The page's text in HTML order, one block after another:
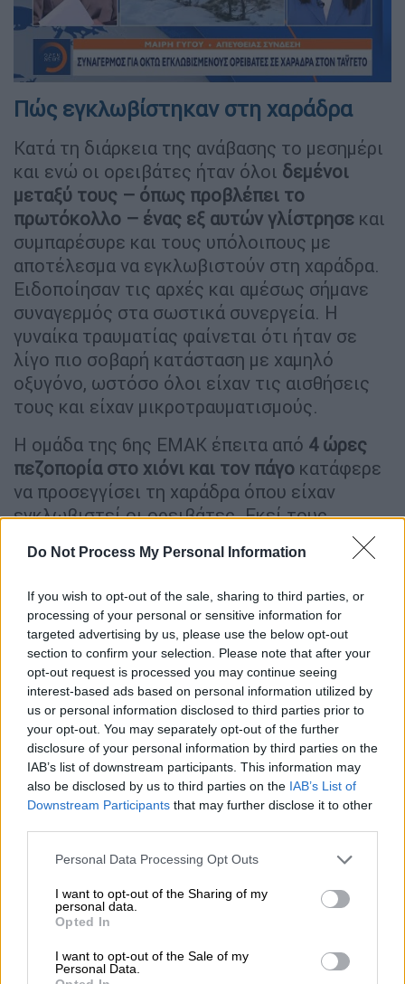
Do Not Process My Personal Information
If you wish to opt-out of the sale, sharing to third parties, or
processing of your personal or sensitive information for
targeted advertising by us, please use the below opt-out
section to confirm your selection. Please note that after your
opt-out request is processed you may continue seeing
interest-based ads based on personal information utilized by
us or personal information disclosed to third parties prior to
your opt-out. You may separately opt-out of the further
disclosure of your personal information by third parties on the
IAB’s list of downstream participants. This information may
also be disclosed by us to third parties on the IAB’s List of
Downstream Participants that may further disclose it to other
Please note that this website/app uses one or more Google
not limited to your visit or usage behaviour. You may click to
grant or deny consent to Google and its third-party tags to
use your data for below specified purposes in below Google
consent section.
Personal Data Processing Opt Outs
I want to opt-out of the Sharing of my
personal data.
Opted In
I want to opt-out of the Sale of my
Personal Data.
Πώς εγκλωβίστηκαν στη χαράδρα
Κατά τη διάρκεια της ανάβασης το μεσημέρι
και ενώ οι ορειβάτες ήταν όλοι δεμένοι
μεταξύ τους – όπως προβλέπει το
πρωτόκολλο – ένας εξ αυτών γλίστρησε και
συμπαρέσυρε και τους υπόλοιπους με
αποτέλεσμα να εγκλωβιστούν στη χαράδρα.
Ειδοποίησαν τις αρχές και αμέσως σήμανε
συναγερμός στα σωστικά συνεργεία. Η
γυναίκα τραυματίας φαίνεται ότι ήταν σε
λίγο πιο σοβαρή κατάσταση με χαμηλό
οξυγόνο, ωστόσο όλοι είχαν τις αισθήσεις
τους και είχαν μικροτραυματισμούς.
Η ομάδα της 6ης ΕΜΑΚ έπειτα από 4 ώρες
πεζοπορία στο χιόνι και τον πάγο κατάφερε
να προσεγγίσει τη χαράδρα όπου είχαν
εγκλωβιστεί οι ορειβάτες. Εκεί τους
ξεκίνησαν τον δύσκολο δρόμο της
αντίξοες συνθήκες.
«Ήταν δεμένοι και έπεσαν. Παρασύρθηκαν ο
ένας με τον άλλο καικατρακύλησαν σε
πλαγιά, τουλάχιστον 200 μέτραυψομετρικά.
Ήταν μεγάλη η πτώση τους. Έπρεπε να γίνει
μία τεράστια επιχείρηση για να τους
κατεβάσουμε γιατί ήταν πολύ μακριά σε
σχέση με το τελευταίο σημείο όπου
μπορούσε να προσεγγίσει αυτοκίνητο.
Τέσσερις είναι σε φορεία γιατί έχουν
χτυπήματα στα άκρα και δεν είναι σε θέση να
γίνεται σε παγωμένο χιόνι με μεγάλη κλίση»
είπε στο Star o
Προστασίας του Δήμου Σπάρτης
Δημοσθένης Κακούρος.